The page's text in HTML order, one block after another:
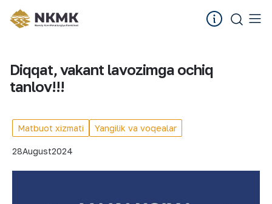
Diqqat, vakant lavozimga ochiq
tanlov!!!
Matbuot xizmati Yangilik va voqealar
28August2024